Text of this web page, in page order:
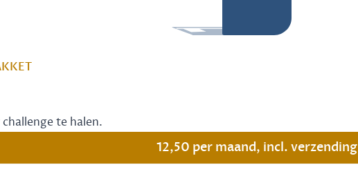
te halen.
12,50 per maand, incl. verzending